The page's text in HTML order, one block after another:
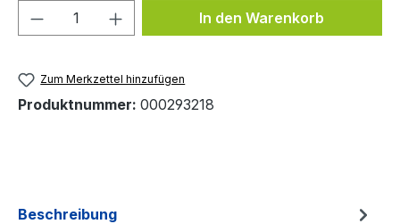
Produkt Anzahl: Gib denIn den Warenkorb
Zum Merkzettel hinzufügen
Produktnummer: 000293218
Beschreibung